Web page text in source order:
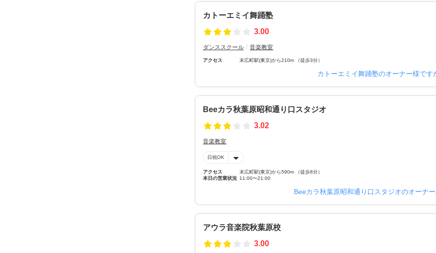
カトーエミイ舞踊塾
3.00
ダンススクール 音楽教室
アクセス 末広町駅(東京)から210m （徒歩3分）
カトーエミイ舞踊塾のオーナー様です
Beeカラ秋葉原昭和通り口スタジオ
3.02
音楽教室
日祝OK
アクセス
末広町駅(東京)から590m （徒歩8分）
本日の営業状況 11:00〜21:00
Beeカラ秋葉原昭和通り口スタジオのオーナ
アウラ音楽院秋葉原校
3.00